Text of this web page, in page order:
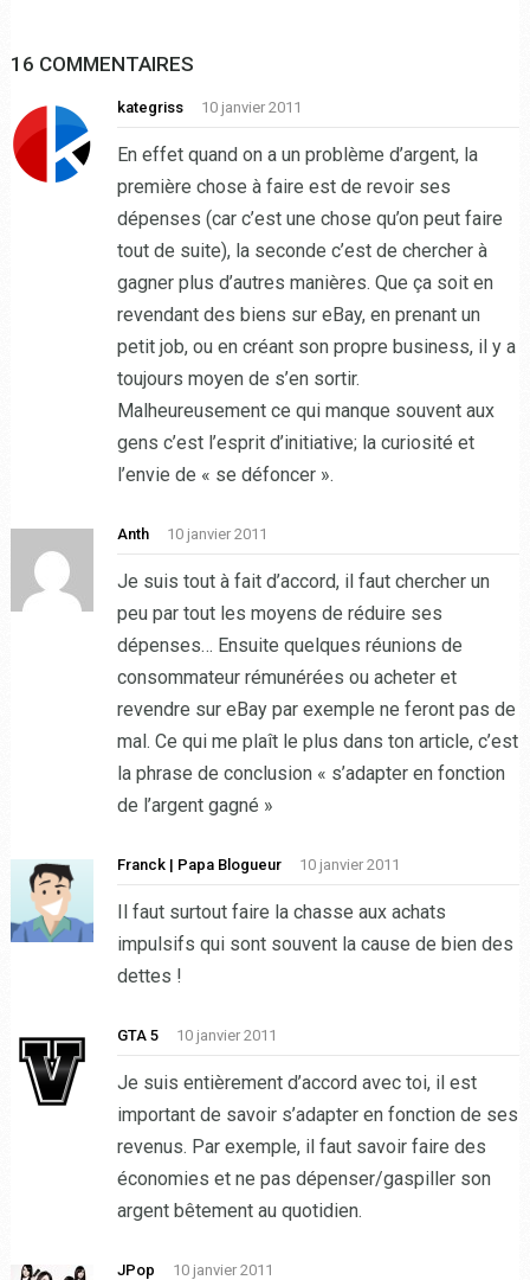
16 COMMENTAIRES
kategriss 10 janvier 2011
En effet quand on a un problème d’argent, la
première chose à faire est de revoir ses
dépenses (car c’est une chose qu’on peut faire
tout de suite), la seconde c’est de chercher à
gagner plus d’autres manières. Que ça soit en
revendant des biens sur eBay, en prenant un
petit job, ou en créant son propre business, il y a
toujours moyen de s’en sortir.
Malheureusement ce qui manque souvent aux
gens c’est l’esprit d’initiative; la curiosité et
l’envie de « se défoncer ».
Anth 10 janvier 2011
Je suis tout à fait d’accord, il faut chercher un
peu par tout les moyens de réduire ses
dépenses… Ensuite quelques réunions de
consommateur rémunérées ou acheter et
revendre sur eBay par exemple ne feront pas de
mal. Ce qui me plaît le plus dans ton article, c’est
la phrase de conclusion « s’adapter en fonction
de l’argent gagné »
Franck | Papa Blogueur 10 janvier 2011
Il faut surtout faire la chasse aux achats
impulsifs qui sont souvent la cause de bien des
dettes !
GTA 5 10 janvier 2011
Je suis entièrement d’accord avec toi, il est
important de savoir s’adapter en fonction de ses
revenus. Par exemple, il faut savoir faire des
économies et ne pas dépenser/gaspiller son
argent bêtement au quotidien.
JPop 10 janvier 2011